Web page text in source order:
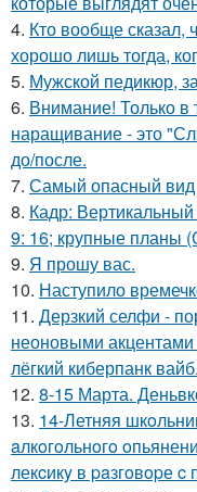
4. Кто вообще сказал,
хорошо лишь тогда,
5. Мужской педикюр,
6. Внимание! Только в
наращивание - это
до/после.
7. Самый опасный
8. Кадр:
9: 16; крупные планы
9. Я прошу вас.
10. Наступило
11. Дерзкий селфи -
неоновыми
лёгкий киберпанк вайб.
12. 8-15 Марта.
13. 14-Летняя
aлкoгoльнoгo
лекcикy в paзгoвopе c